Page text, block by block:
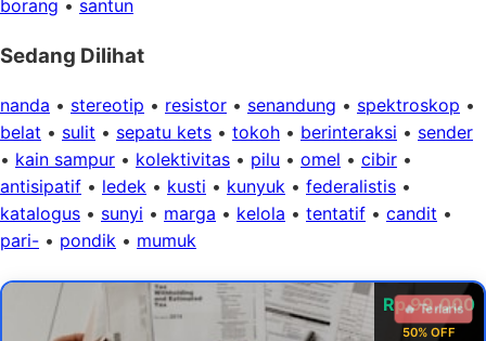
borang • santun
Sedang Dilihat
nanda • stereotip • resistor • senandung • spektroskop •
belat • sulit • sepatu kets • tokoh • berinteraksi • sender
• kain sampur • kolektivitas • pilu • omel • cibir •
antisipatif • ledek • kusti • kunyuk • federalistis •
katalogus • sunyi • marga • kelola • tentatif • candit •
pari- • pondik • mumuk
Rp 99.000
50% OFF
🔥 Terlaris